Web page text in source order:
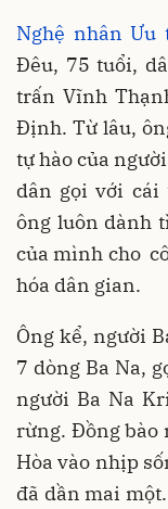
Nghệ nhân Ưu
Đêu, 75 tuổi,
trấn Vĩnh
Định. Từ lâu,
tự hào của
dân gọi với cái
ông luôn dành
của mình cho
hóa dân gian.
Ông kể, người
7 dòng Ba Na,
người Ba Na
rừng. Đồng bào
Hòa vào nhịp
đã dần mai